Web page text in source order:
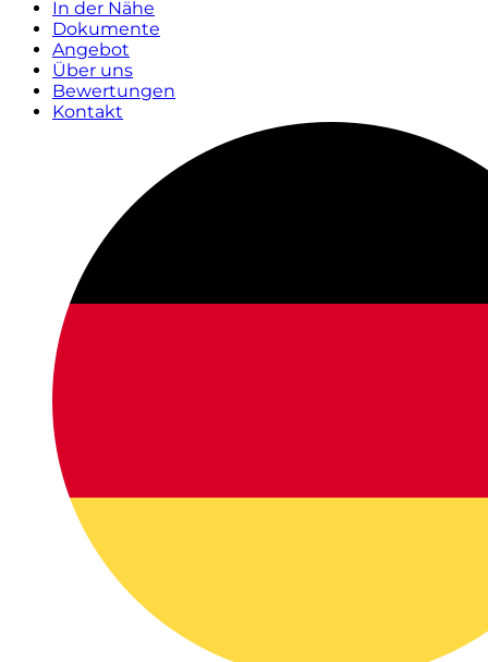
In der Nähe
Dokumente
Angebot
Über uns
Bewertungen
Kontakt